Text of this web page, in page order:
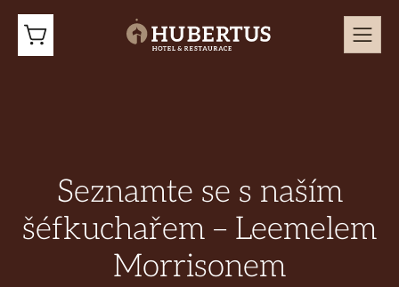
Seznamte se s naším
šéfkuchařem – Leemelem
Morrisonem